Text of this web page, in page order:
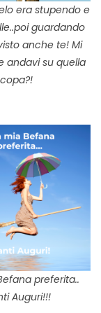
era stupendo e
guardando
anche te! Mi
andavi su quella
preferita..
Auguri!!!